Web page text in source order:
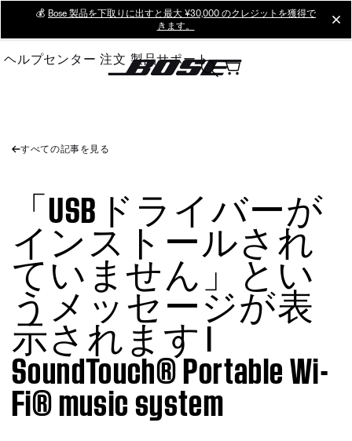
Main
💰 Bose 製品を下取りに出すと最大 ¥30,000 のクレジットを獲得で
きます。
ヘルプセンター 注文 製品サポート
すべての記事を見る
「USBドライバーが
インストールされ
ていません」とい
うメッセージが表
示されます |
SoundTouch® Portable Wi-
Fi® music system